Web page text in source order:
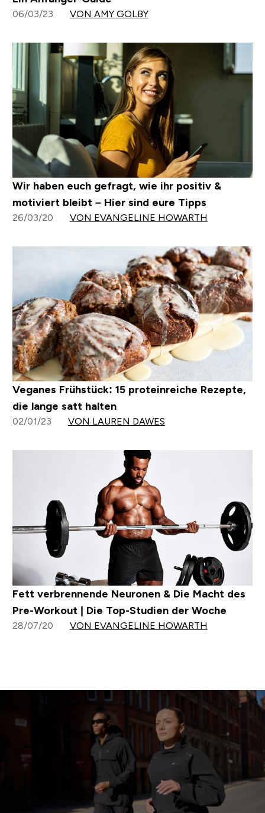
06/03/23 VON AMY GOLBY
Wir haben euch gefragt, wie ihr positiv &
motiviert bleibt – Hier sind eure Tipps
26/03/20 VON EVANGELINE HOWARTH
Veganes Frühstück: 15 proteinreiche Rezepte,
die lange satt halten
02/01/23 VON LAUREN DAWES
Fett verbrennende Neuronen & Die Macht des
Pre-Workout | Die Top-Studien der Woche
28/07/20 VON EVANGELINE HOWARTH